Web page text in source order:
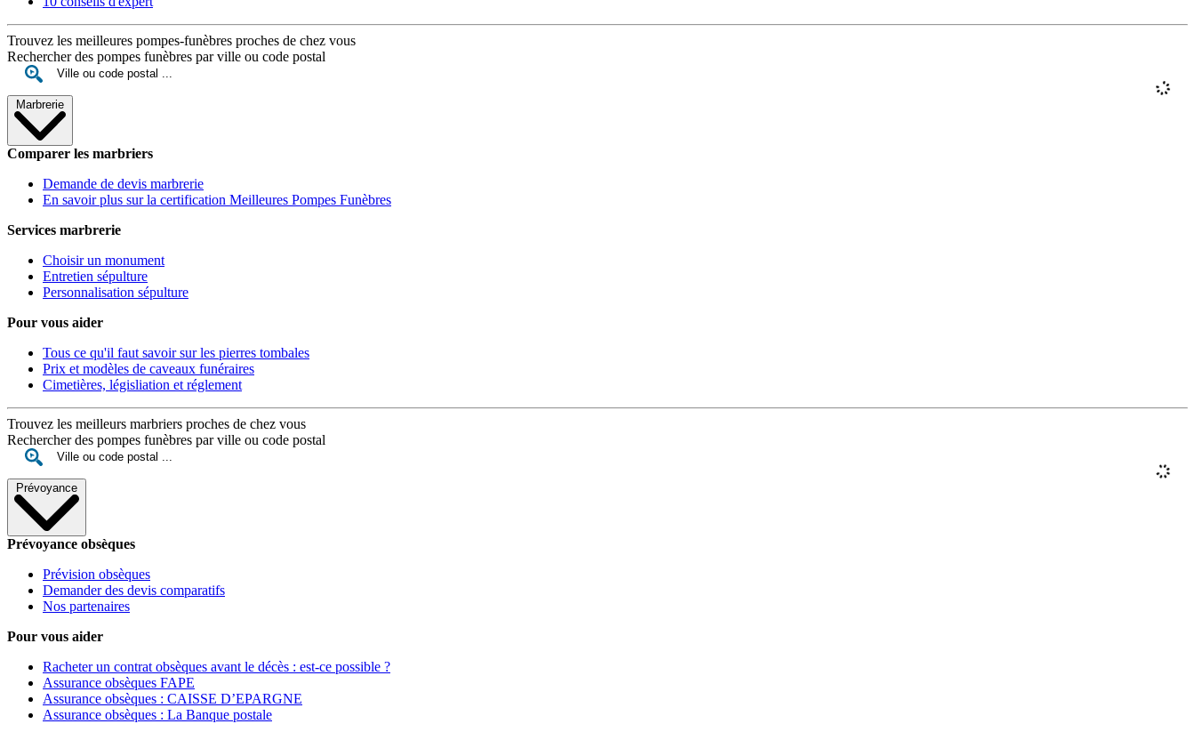
Trouvez les meilleures pompes-funèbres proches de chez vous
Rechercher des pompes funèbres par ville ou code postal
Marbrerie
Comparer les marbriers
Demande de devis marbrerie
En savoir plus sur la certification Meilleures Pompes Funèbres
Services marbrerie
Choisir un monument
Entretien sépulture
Personnalisation sépulture
Pour vous aider
Tous ce qu'il faut savoir sur les pierres tombales
Prix et modèles de caveaux funéraires
Cimetières, législiation et réglement
Trouvez les meilleurs marbriers proches de chez vous
Rechercher des pompes funèbres par ville ou code postal
Prévoyance
Prévoyance obsèques
Prévision obsèques
Demander des devis comparatifs
Nos partenaires
Pour vous aider
Racheter un contrat obsèques avant le décès : est-ce possible ?
Assurance obsèques FAPE
Assurance obsèques : CAISSE D’EPARGNE
Assurance obsèques : La Banque postale